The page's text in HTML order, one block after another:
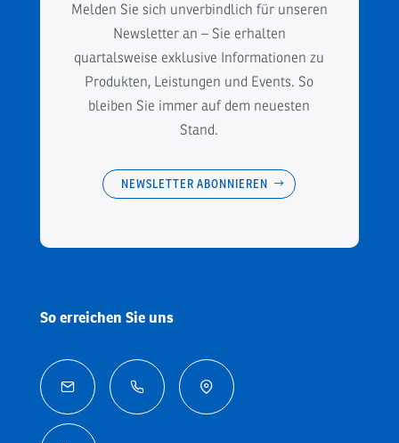
Melden Sie sich unverbindlich für unseren
Newsletter an – Sie erhalten
quartalsweise exklusive Informationen zu
Produkten, Leistungen und Events. So
bleiben Sie immer auf dem neuesten
Stand.
NEWSLETTER ABONNIEREN
So erreichen Sie uns
  